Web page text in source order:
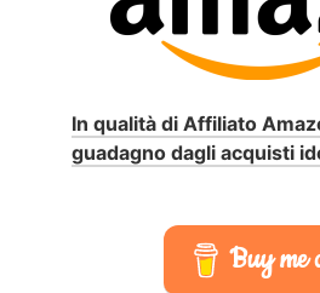
In qualità di Affiliato
guadagno dagli acquisti
Buy me